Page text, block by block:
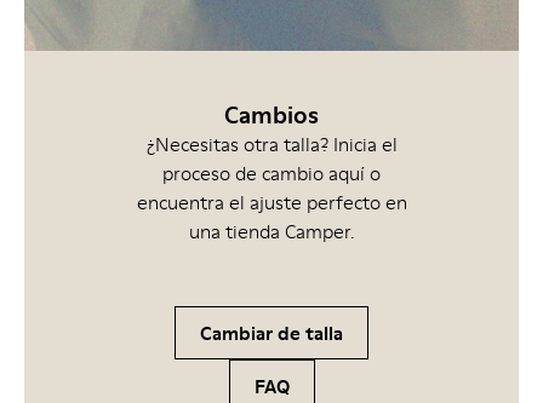
Cambios
¿Necesitas otra talla? Inicia el
proceso de cambio aquí o
encuentra el ajuste perfecto en
una tienda Camper.
Cambiar de talla
FAQ